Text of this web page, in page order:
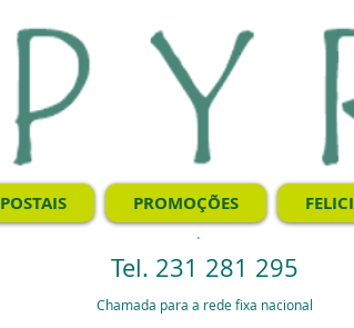
POSTAIS PROMOÇÕES
.
Tel. 231 281 295
Chamada para a rede fixa nacional